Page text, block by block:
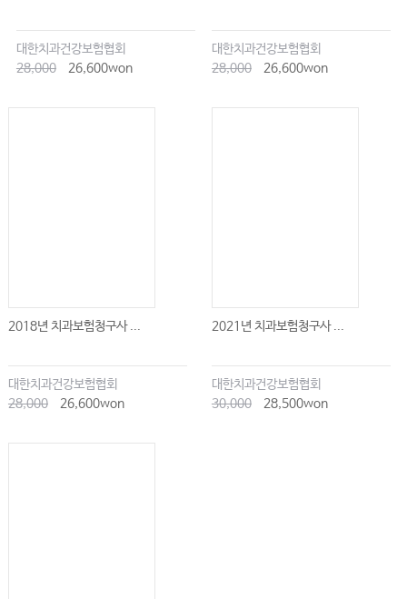
대한치과건강보험협회
28,000
26,600won
대한치과건강보험협회
28,000
26,600won
2018년 치과보험청구사 ...
대한치과건강보험협회
28,000
26,600won
2021년 치과보험청구사 ...
대한치과건강보험협회
30,000
28,500won